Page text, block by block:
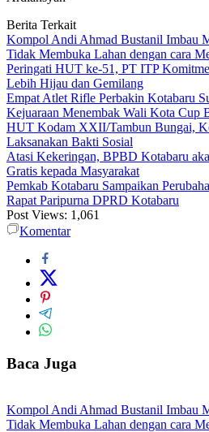
Berita Terkait
Kompol Andi Ahmad Bustanil Imbau
Tidak Membuka Lahan dengan cara
Peringati HUT ke-51, PT ITP
Lebih Hijau dan Gemilang
Empat Atlet Rifle Perbakin Kotabaru
Kejuaraan Menembak Wali Kota Cup
HUT Kodam XXII/Tambun Bungai,
Laksanakan Bakti Sosial
Atasi Kekeringan, BPBD Kotabaru
Gratis kepada Masyarakat
Pemkab Kotabaru Sampaikan
Rapat Paripurna DPRD Kotabaru
Post Views: 1,061
Komentar
Baca Juga
Kompol Andi Ahmad Bustanil Imbau
Tidak Membuka Lahan dengan cara